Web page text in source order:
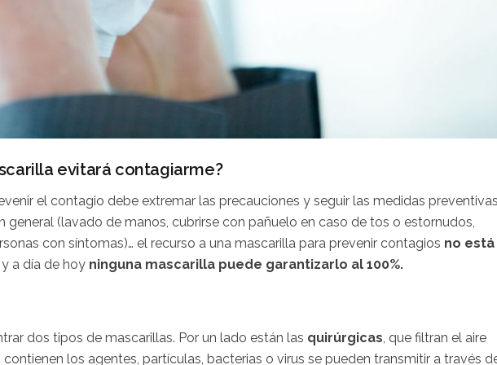
evitará contagiarme?
el contagio debe extremar las precauciones y seguir las medidas
general (lavado de manos, cubrirse con pañuelo en caso de tos o estornudos,
con síntomas)… el recurso a una mascarilla para prevenir contagios no está
y a día de hoy ninguna mascarilla puede garantizarlo al 100%.
dos tipos de mascarillas. Por un lado están las quirúrgicas, que filtran el aire
los agentes, partículas, bacterias o virus se pueden transmitir a través